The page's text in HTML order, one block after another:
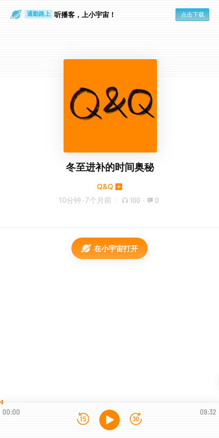
通勤路上 听播客，上小宇宙！ 点击下载
冬至进补的时间奥秘
Q&Q
10分钟 · 7个月前 100 · 0
在小宇宙打开
00:00 09:32